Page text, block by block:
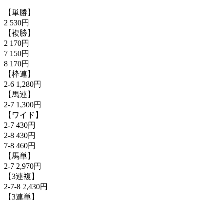
【単勝】
2 530円
【複勝】
2 170円
7 150円
8 170円
【枠連】
2-6 1,280円
【馬連】
2-7 1,300円
【ワイド】
2-7 430円
2-8 430円
7-8 460円
【馬単】
2-7 2,970円
【3連複】
2-7-8 2,430円
【3連単】